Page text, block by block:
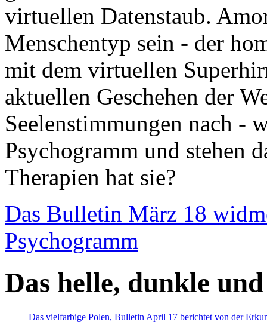
virtuellen Datenstaub.
Menschentyp sein - der
mit dem virtuellen
aktuellen Geschehen der
Seelenstimmungen nach -
Psychogramm und stehen
Therapien hat sie?
Das Bulletin März 18
Psychogramm
Das helle, dunkle
Das vielfarbige Polen, Bulletin April 17 berichtet von der